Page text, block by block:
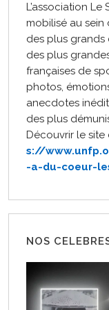
L’association
mobilisé au sein
des plus grands
des plus
françaises de
photos,
anecdotes
des plus
Découvrir le site
s://
-a-du-coeur-
NOS